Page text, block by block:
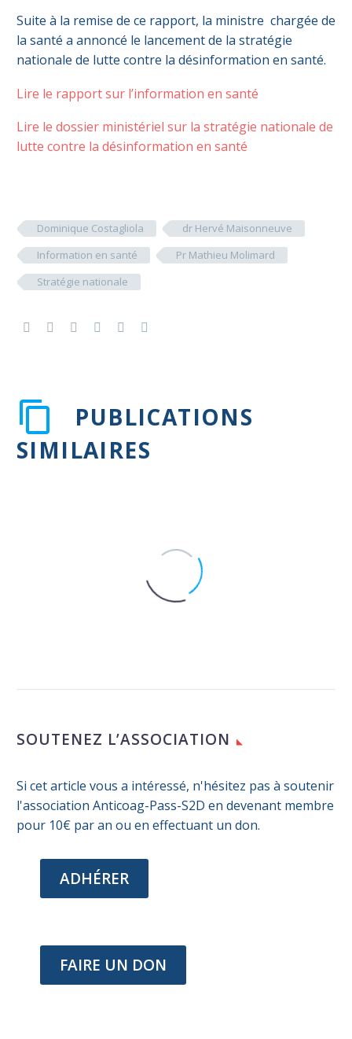
Suite à la remise de ce rapport, la ministre chargée de
la santé a annoncé le lancement de la stratégie
nationale de lutte contre la désinformation en santé.
Lire le rapport sur l’information en santé
Lire le dossier ministériel sur la stratégie nationale de
lutte contre la désinformation en santé
Dominique Costagliola
dr Hervé Maisonneuve
Information en santé
Pr Mathieu Molimard
Stratégie nationale
PUBLICATIONS
SIMILAIRES
SOUTENEZ L’ASSOCIATION
Si cet article vous a intéressé, n'hésitez pas à soutenir
l'association Anticoag-Pass-S2D en devenant membre
pour 10€ par an ou en effectuant un don.
ADHÉRER
FAIRE UN DON